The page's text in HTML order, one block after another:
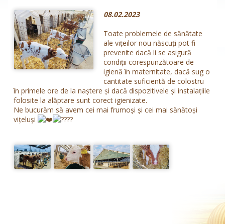
08.02.2023
Toate problemele de sănătate
ale vițeilor nou născuți pot fi
prevenite dacă li se asigură
condiţii corespunzătoare de
igienă în maternitate, dacă sug o
cantitate suficientă de colostru
în primele ore de la naştere şi dacă dispozitivele şi instalaţiile
folosite la alăptare sunt corect igienizate.
Ne bucurăm să avem cei mai frumoși și cei mai sănătoși
vițeluși